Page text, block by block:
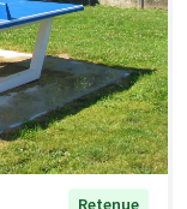
Retenue